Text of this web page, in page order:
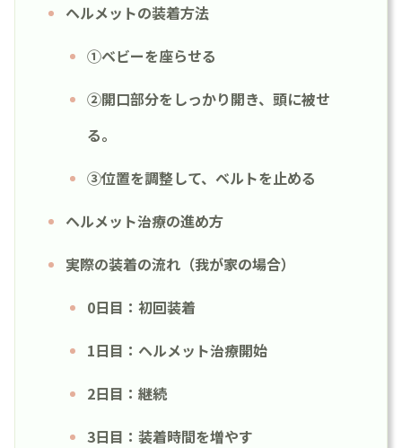
ヘルメットの装着方法
①ベビーを座らせる
②開口部分をしっかり開き、頭に被せ
る。
③位置を調整して、ベルトを止める
ヘルメット治療の進め方
実際の装着の流れ（我が家の場合）
0日目：初回装着
1日目：ヘルメット治療開始
2日目：継続
3日目：装着時間を増やす